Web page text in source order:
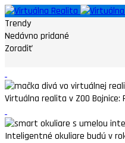
Trendy
Nedávno pridané
Zoradiť
Virtuálna realita v ZOO
Inteligentné okuliare budú v